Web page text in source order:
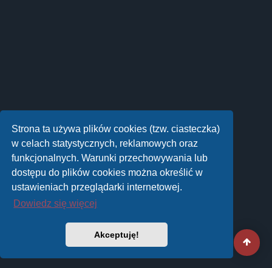
Strona ta używa plików cookies (tzw. ciasteczka)
w celach statystycznych, reklamowych oraz
funkcjonalnych. Warunki przechowywania lub
dostępu do plików cookies można określić w
ustawieniach przeglądarki internetowej.
Dowiedz się więcej
Akceptuję!